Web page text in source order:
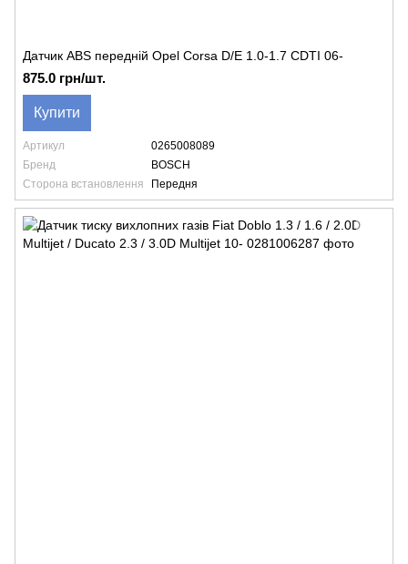
Датчик ABS передній Opel Corsa D/E 1.0-1.7 CDTI 06-
875.0 грн/шт.
Купити
Артикул
0265008089
Бренд
BOSCH
Сторона встановлення
Передня